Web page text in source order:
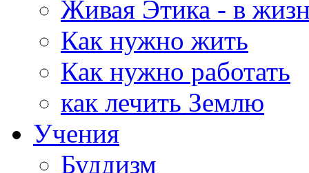
Живая Этика - в
Как нужно жить
Как нужно работать
как лечить Землю
Учения
Буддизм